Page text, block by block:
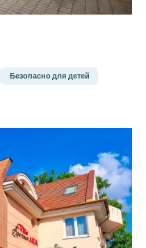
Безопасно для детей